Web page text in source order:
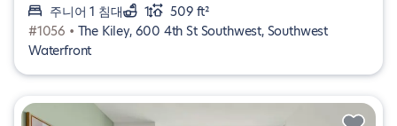
주니어 1 침대
1
509 ft²
#1056 • The Kiley, 600 4th St Southwest, Southwest
Waterfront